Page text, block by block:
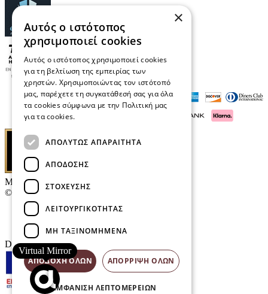
Μαρκάκης Οπτικά
© 2026
Επικοινωνία
E-Volution Awards
Designed & developed by
Virtual Mirror
×
Αυτός ο ιστότοπος
χρησιμοποιεί cookies
Αυτός ο ιστότοπος χρησιμοποιεί cookies
για τη βελτίωση της εμπειρίας των
χρηστών. Χρησιμοποιώντας τον ιστότοπό
μας, παρέχετε τη συγκατάθεσή σας για όλα
τα cookies σύμφωνα με την Πολιτική μας
για τα cookies.
ΑΠΟΛΎΤΩΣ ΑΠΑΡΑΊΤΗΤΑ
ΑΠΌΔΟΣΗΣ
ΣΤΌΧΕΥΣΗΣ
ΛΕΙΤΟΥΡΓΙΚΌΤΗΤΑΣ
ΜΗ ΤΑΞΙΝΟΜΗΜΈΝΑ
ΑΠΟΔΟΧΉ ΌΛΩΝ ΑΠΌΡΡΙΨΗ ΌΛΩΝ
ΕΜΦΆΝΙΣΗ ΛΕΠΤΟΜΕΡΕΙΏΝ